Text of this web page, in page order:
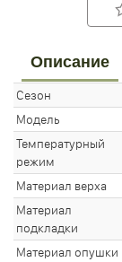
Описание
Сезон
Модель
Температурный
режим
Материал верха
Материал
подкладки
Материал опушки